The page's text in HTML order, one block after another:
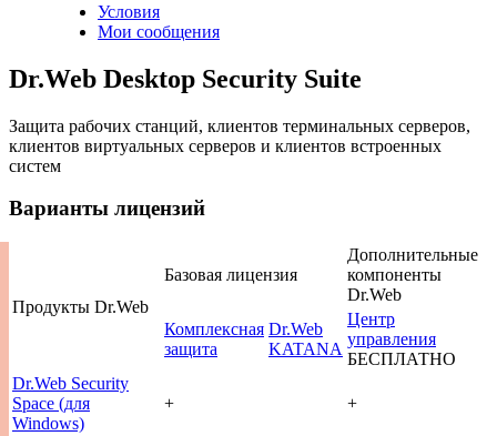
Условия
Мои сообщения
Dr.Web Desktop Security Suite
Защита рабочих станций, клиентов терминальных серверов,
клиентов виртуальных серверов и клиентов встроенных
систем
Варианты лицензий
Продукты Dr.Web
Базовая лицензия
Дополнительные
компоненты
Dr.Web
Комплексная
защита
Dr.Web
KATANA
Центр
управления
БЕСПЛАТНО
Dr.Web Security
Space (для
Windows)
+ +